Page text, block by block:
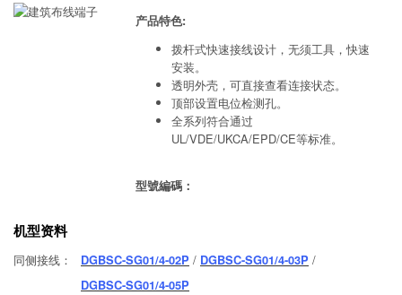
产品特色:
拨杆式快速接线设计，无须工具，快速
安装。
透明外壳，可直接查看连接状态。
顶部设置电位检测孔。
全系列符合通过
UL/VDE/UKCA/EPD/CE等标准。
型號編碼：
机型资料
同侧接线： DGBSC-SG01/4-02P / DGBSC-SG01/4-03P /
DGBSC-SG01/4-05P